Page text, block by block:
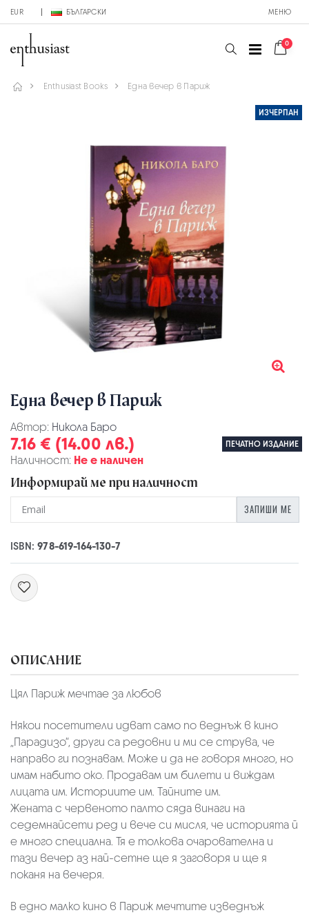
EUR БЪЛГАРСКИ МЕНЮ
0
Enthusiast Books Една вечер в Париж
ИЗЧЕРПАН
Една вечер в Париж
Автор: Никола Баро
7.16 € (14.00 лв.) ПЕЧАТНО ИЗДАНИЕ
Наличност: Не е наличен
Информирай ме при наличност
ЗАПИШИ МЕ
ISBN:978-619-164-130-7
ОПИСАНИЕ
Цял Париж мечтае за любов
Някои посетители идват само по веднъж в кино
„Парадизо“, други са редовни и ми се струва, че
направо ги познавам. Може и да не говоря много, но
имам набито око. Продавам им билети и виждам
лицата им. Историите им. Тайните им.
Жената с червеното палто сяда винаги на
седемнайсети ред и вече си мисля, че историята й
е много специална. Тя е толкова очарователна и
тази вечер аз най-сетне ще я заговоря и ще я
поканя на вечеря.
В едно малко кино в Париж мечтите изведнъж